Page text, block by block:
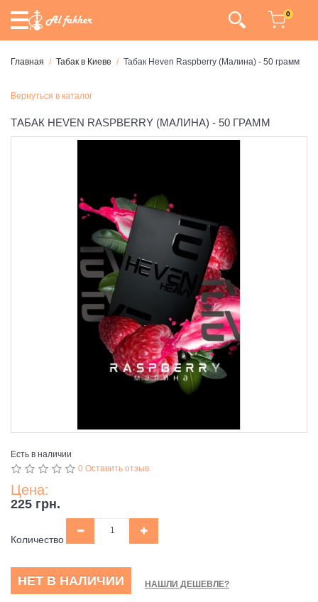
0
Главная Табак в Киеве Табак Heven Raspberry (Малина) - 50 грамм
Вернуться в каталог
ТАБАК HEVEN RASPBERRY (МАЛИНА) - 50 ГРАММ
Есть в наличии
0 Оставить отзыв
Цена:
225 грн.
Количество
НЕТ В НАЛИЧИИ НАШЛИ ДЕШЕВЛЕ?